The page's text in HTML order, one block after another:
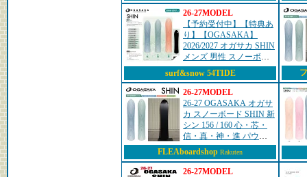
予定 ship1
26-27MODEL
【予約受付中】【特典あ
り】【OGASAKA】
2026/2027 オガサカ SHIN
メンズ 男性 スノーボー
ド 板 パウダー オールマ
ウンテン
156/160/167【正規品】
surf&snow 54TIDE
26-27MODEL
26-27 OGASAKA オガサ
カ スノーボード SHIN 新
シン 156 / 160 心・芯・
信・真・神・進 パウダ
ーボード オールラウン
ド 予約販売品 11月入荷
予定 ship...
FLEAboardshop Rakuten
26-27MODEL